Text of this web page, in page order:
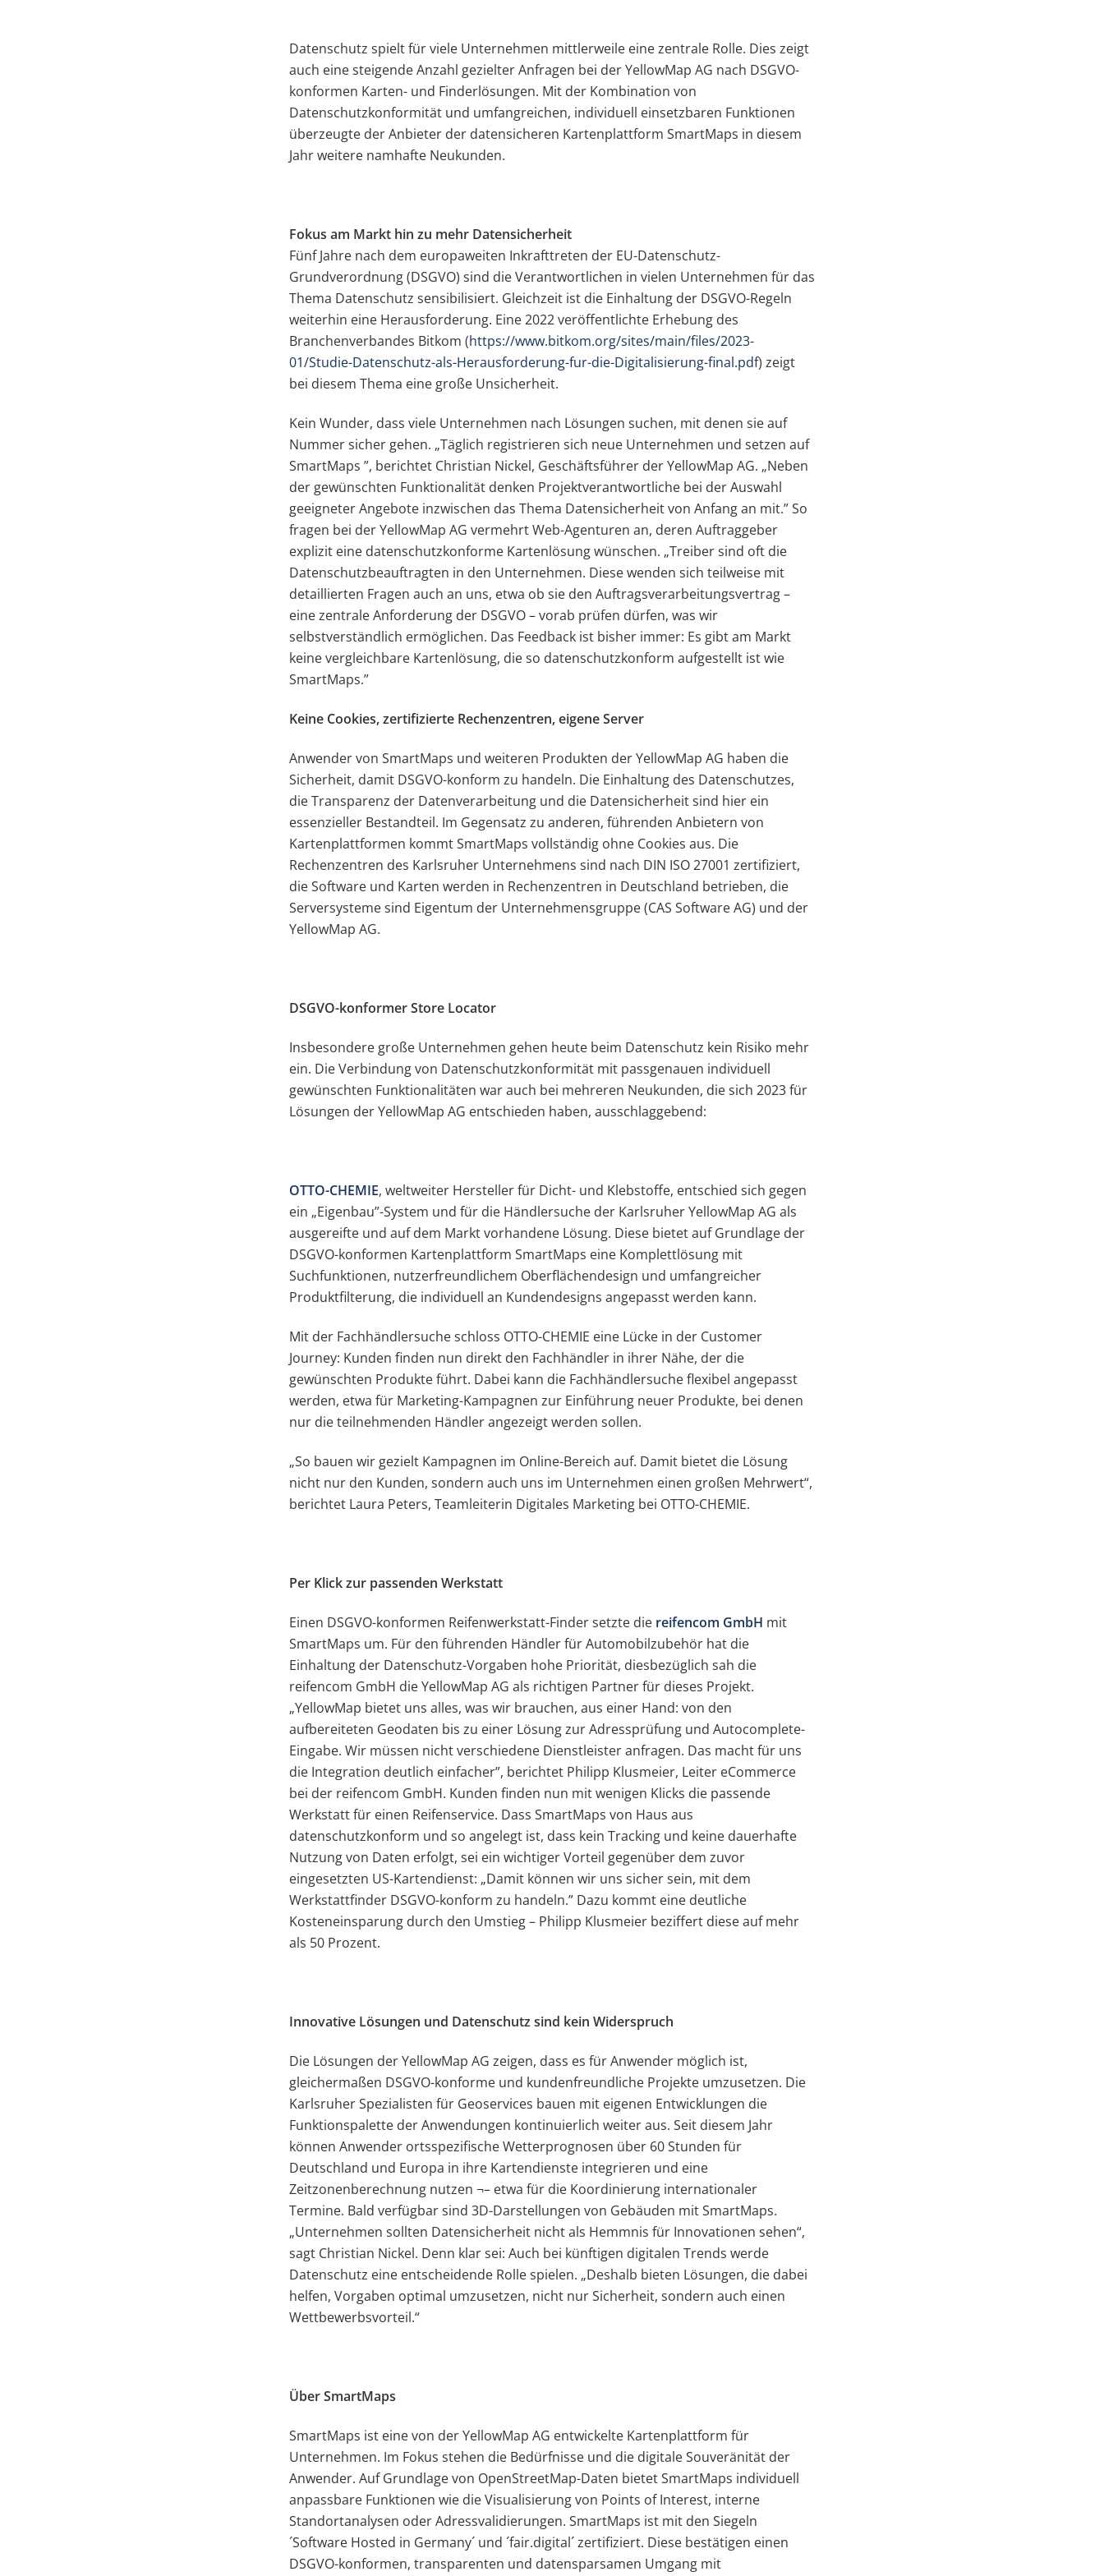
Datenschutz spielt für viele Unternehmen mittlerweile eine zentrale Rolle. Dies zeigt
auch eine steigende Anzahl gezielter Anfragen bei der YellowMap AG nach DSGVO-
konformen Karten- und Finderlösungen. Mit der Kombination von
Datenschutzkonformität und umfangreichen, individuell einsetzbaren Funktionen
überzeugte der Anbieter der datensicheren Kartenplattform SmartMaps in diesem
Jahr weitere namhafte Neukunden.
Fokus am Markt hin zu mehr Datensicherheit
Fünf Jahre nach dem europaweiten Inkrafttreten der EU-Datenschutz-
Grundverordnung (DSGVO) sind die Verantwortlichen in vielen Unternehmen für das
Thema Datenschutz sensibilisiert. Gleichzeit ist die Einhaltung der DSGVO-Regeln
weiterhin eine Herausforderung. Eine 2022 veröffentlichte Erhebung des
Branchenverbandes Bitkom (https://www.bitkom.org/sites/main/files/2023-
01/Studie-Datenschutz-als-Herausforderung-fur-die-Digitalisierung-final.pdf) zeigt
bei diesem Thema eine große Unsicherheit.
Kein Wunder, dass viele Unternehmen nach Lösungen suchen, mit denen sie auf
Nummer sicher gehen. „Täglich registrieren sich neue Unternehmen und setzen auf
SmartMaps ”, berichtet Christian Nickel, Geschäftsführer der YellowMap AG. „Neben
der gewünschten Funktionalität denken Projektverantwortliche bei der Auswahl
geeigneter Angebote inzwischen das Thema Datensicherheit von Anfang an mit.” So
fragen bei der YellowMap AG vermehrt Web-Agenturen an, deren Auftraggeber
explizit eine datenschutzkonforme Kartenlösung wünschen. „Treiber sind oft die
Datenschutzbeauftragten in den Unternehmen. Diese wenden sich teilweise mit
detaillierten Fragen auch an uns, etwa ob sie den Auftragsverarbeitungsvertrag –
eine zentrale Anforderung der DSGVO – vorab prüfen dürfen, was wir
selbstverständlich ermöglichen. Das Feedback ist bisher immer: Es gibt am Markt
keine vergleichbare Kartenlösung, die so datenschutzkonform aufgestellt ist wie
SmartMaps.”
Keine Cookies, zertifizierte Rechenzentren, eigene Server
Anwender von SmartMaps und weiteren Produkten der YellowMap AG haben die
Sicherheit, damit DSGVO-konform zu handeln. Die Einhaltung des Datenschutzes,
die Transparenz der Datenverarbeitung und die Datensicherheit sind hier ein
essenzieller Bestandteil. Im Gegensatz zu anderen, führenden Anbietern von
Kartenplattformen kommt SmartMaps vollständig ohne Cookies aus. Die
Rechenzentren des Karlsruher Unternehmens sind nach DIN ISO 27001 zertifiziert,
die Software und Karten werden in Rechenzentren in Deutschland betrieben, die
Serversysteme sind Eigentum der Unternehmensgruppe (CAS Software AG) und der
YellowMap AG.
DSGVO-konformer Store Locator
Insbesondere große Unternehmen gehen heute beim Datenschutz kein Risiko mehr
ein. Die Verbindung von Datenschutzkonformität mit passgenauen individuell
gewünschten Funktionalitäten war auch bei mehreren Neukunden, die sich 2023 für
Lösungen der YellowMap AG entschieden haben, ausschlaggebend:
OTTO-CHEMIE, weltweiter Hersteller für Dicht- und Klebstoffe, entschied sich gegen
ein „Eigenbau”-System und für die Händlersuche der Karlsruher YellowMap AG als
ausgereifte und auf dem Markt vorhandene Lösung. Diese bietet auf Grundlage der
DSGVO-konformen Kartenplattform SmartMaps eine Komplettlösung mit
Suchfunktionen, nutzerfreundlichem Oberflächendesign und umfangreicher
Produktfilterung, die individuell an Kundendesigns angepasst werden kann.
Mit der Fachhändlersuche schloss OTTO-CHEMIE eine Lücke in der Customer
Journey: Kunden finden nun direkt den Fachhändler in ihrer Nähe, der die
gewünschten Produkte führt. Dabei kann die Fachhändlersuche flexibel angepasst
werden, etwa für Marketing-Kampagnen zur Einführung neuer Produkte, bei denen
nur die teilnehmenden Händler angezeigt werden sollen.
„So bauen wir gezielt Kampagnen im Online-Bereich auf. Damit bietet die Lösung
nicht nur den Kunden, sondern auch uns im Unternehmen einen großen Mehrwert“,
berichtet Laura Peters, Teamleiterin Digitales Marketing bei OTTO-CHEMIE.
Per Klick zur passenden Werkstatt
Einen DSGVO-konformen Reifenwerkstatt-Finder setzte die reifencom GmbH mit
SmartMaps um. Für den führenden Händler für Automobilzubehör hat die
Einhaltung der Datenschutz-Vorgaben hohe Priorität, diesbezüglich sah die
reifencom GmbH die YellowMap AG als richtigen Partner für dieses Projekt.
„YellowMap bietet uns alles, was wir brauchen, aus einer Hand: von den
aufbereiteten Geodaten bis zu einer Lösung zur Adressprüfung und Autocomplete-
Eingabe. Wir müssen nicht verschiedene Dienstleister anfragen. Das macht für uns
die Integration deutlich einfacher”, berichtet Philipp Klusmeier, Leiter eCommerce
bei der reifencom GmbH. Kunden finden nun mit wenigen Klicks die passende
Werkstatt für einen Reifenservice. Dass SmartMaps von Haus aus
datenschutzkonform und so angelegt ist, dass kein Tracking und keine dauerhafte
Nutzung von Daten erfolgt, sei ein wichtiger Vorteil gegenüber dem zuvor
eingesetzten US-Kartendienst: „Damit können wir uns sicher sein, mit dem
Werkstattfinder DSGVO-konform zu handeln.” Dazu kommt eine deutliche
Kosteneinsparung durch den Umstieg – Philipp Klusmeier beziffert diese auf mehr
als 50 Prozent.
Innovative Lösungen und Datenschutz sind kein Widerspruch
Die Lösungen der YellowMap AG zeigen, dass es für Anwender möglich ist,
gleichermaßen DSGVO-konforme und kundenfreundliche Projekte umzusetzen. Die
Karlsruher Spezialisten für Geoservices bauen mit eigenen Entwicklungen die
Funktionspalette der Anwendungen kontinuierlich weiter aus. Seit diesem Jahr
können Anwender ortsspezifische Wetterprognosen über 60 Stunden für
Deutschland und Europa in ihre Kartendienste integrieren und eine
Zeitzonenberechnung nutzen ¬– etwa für die Koordinierung internationaler
Termine. Bald verfügbar sind 3D-Darstellungen von Gebäuden mit SmartMaps.
„Unternehmen sollten Datensicherheit nicht als Hemmnis für Innovationen sehen“,
sagt Christian Nickel. Denn klar sei: Auch bei künftigen digitalen Trends werde
Datenschutz eine entscheidende Rolle spielen. „Deshalb bieten Lösungen, die dabei
helfen, Vorgaben optimal umzusetzen, nicht nur Sicherheit, sondern auch einen
Wettbewerbsvorteil.“
Über SmartMaps
SmartMaps ist eine von der YellowMap AG entwickelte Kartenplattform für
Unternehmen. Im Fokus stehen die Bedürfnisse und die digitale Souveränität der
Anwender. Auf Grundlage von OpenStreetMap-Daten bietet SmartMaps individuell
anpassbare Funktionen wie die Visualisierung von Points of Interest, interne
Standortanalysen oder Adressvalidierungen. SmartMaps ist mit den Siegeln
´Software Hosted in Germany´ und ´fair.digital´ zertifiziert. Diese bestätigen einen
DSGVO-konformen, transparenten und datensparsamen Umgang mit